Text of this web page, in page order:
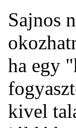
Sajnos
ha egy
kivel